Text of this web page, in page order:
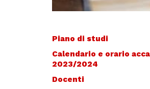
Piano di studi
Calendario e orario
2023/2024
Docenti